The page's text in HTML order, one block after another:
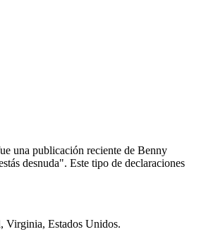
una publicación reciente de Benny
desnuda". Este tipo de declaraciones
Virginia, Estados Unidos.